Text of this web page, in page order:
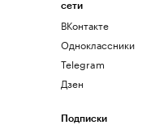
сети
ВКонтакте
Одноклассники
Telegram
Дзен
Подписки